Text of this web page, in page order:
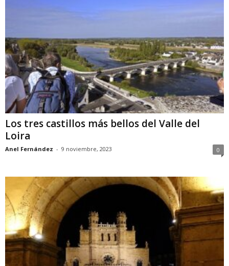
Los tres castillos más bellos del Valle del
Loira
Anel Fernández - 9 noviembre, 2023 0